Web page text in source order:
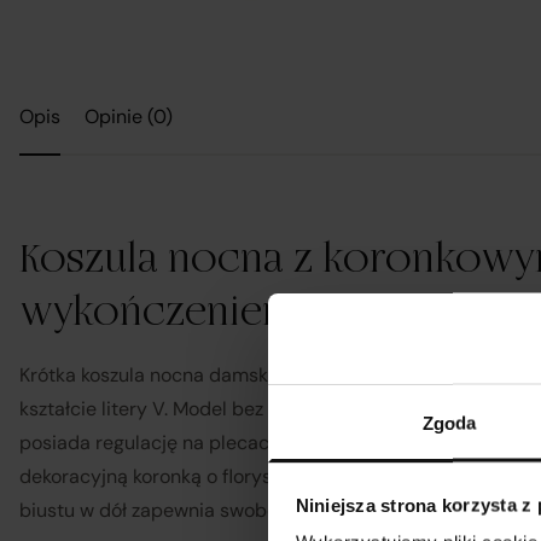
Zgoda
Niniejsza strona korzysta z
Opis Opinie (0)
Koszula nocna z
wykończeniem
Krótka koszula nocna damska o długości mini, z głębokim
kształcie litery V. Model bez rękawów, z cienkimi
posiada regulację na plecach. Górna część oraz dół
dekoracyjną koronką o florystycznym wzorze i falistym
biustu w dół zapewnia swobodę ruchów.
Tabela
Rozmiar